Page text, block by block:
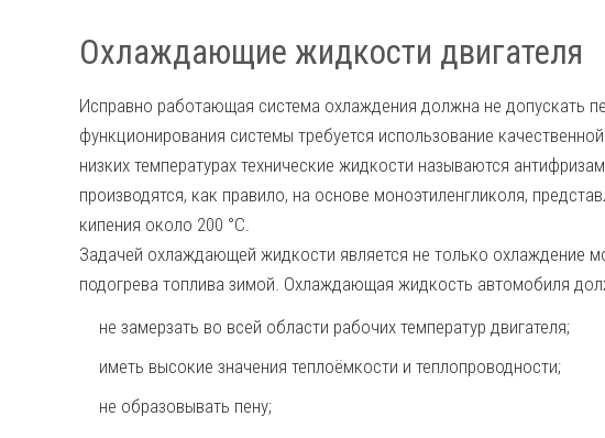
Охлаждающие жидкости двигателя
Исправно работающая система охлаждения должна не допускать
функционирования системы требуется использование
низких температурах технические жидкости называются
производятся, как правило, на основе моноэтиленгликоля,
кипения около 200 °C.
Задачей охлаждающей жидкости является не только охлаждение
подогрева топлива зимой. Охлаждающая жидкость автомобиля
не замерзать во всей области рабочих температур двигателя;
иметь высокие значения теплоёмкости и теплопроводности;
не образовывать пену;